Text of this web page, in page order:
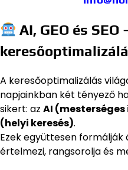
AI, GEO és SEO
A keresőoptimalizálás
napjainkban két tényező
sikert: az AI
(helyi keresés).
Ezek együttesen formálják
értelmezi, rangsorolja és